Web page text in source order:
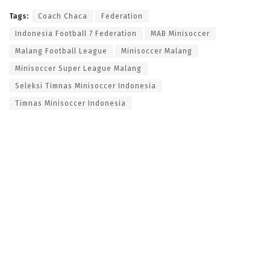
Tags: Coach Chaca Federation
Indonesia Football 7 Federation MAB Minisoccer
Malang Football League Minisoccer Malang
Minisoccer Super League Malang
Seleksi Timnas Minisoccer Indonesia
Timnas Minisoccer Indonesia